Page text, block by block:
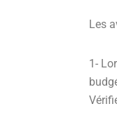
Les
1-